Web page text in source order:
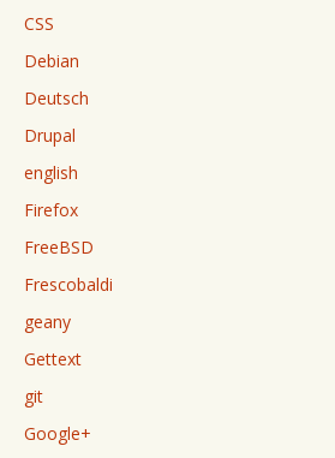
CSS
Debian
Deutsch
Drupal
english
Firefox
FreeBSD
Frescobaldi
geany
Gettext
git
Google+